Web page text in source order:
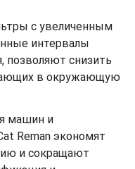
с увеличенным
интервалы
позволяют снизить
в окружающую
машин и
Reman экономят
и сокращают